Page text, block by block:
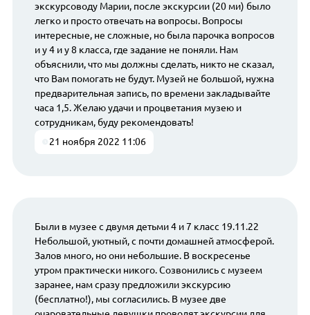
экскурсоводу Марии, после экскурсии (20 ми) было
легко и просто отвечать на вопросы. Вопросы
интересные, не сложные, но была парочка вопросов
и у 4 и у 8 класса, где задание не поняли. Нам
объяснили, что мы должны сделать, никто не сказал,
что Вам помогать не будут. Музей не большой, нужна
предварительная запись, по времени закладывайте
часа 1,5. Желаю удачи и процветания музею и
сотрудникам, буду рекомендовать!
21 ноября 2022 11:06
Были в музее с двумя детьми 4 и 7 класс 19.11.22
Небольшой, уютный, с почти домашней атмосферой.
Залов много, но они небольшие. В воскресенье
утром практически никого. Созвонились с музеем
заранее, нам сразу предложили экскурсию
(бесплатно!), мы согласились. В музее две